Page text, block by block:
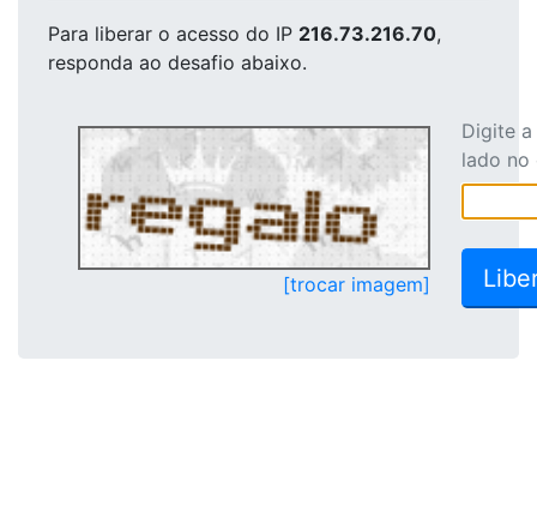
Para liberar o acesso do IP 216.73.216.70,
responda ao desafio abaixo.
[trocar imagem]
Digite
lado no